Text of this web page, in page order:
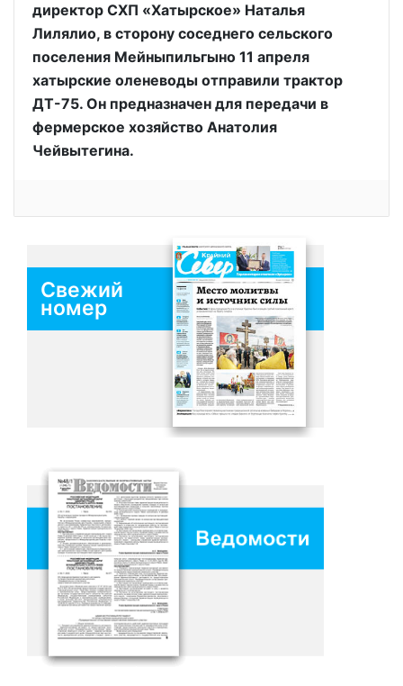
директор СХП «Хатырское» Наталья
Лилялио, в сторону соседнего сельского
поселения Мейныпильгыно 11 апреля
хатырские оленеводы отправили трактор
ДТ-75. Он предназначен для передачи в
фермерское хозяйство Анатолия
Чейвытегина.
Свежий
номер